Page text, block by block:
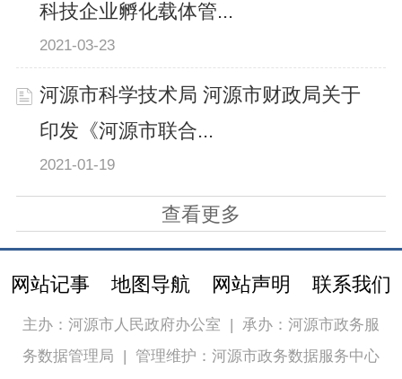
科技企业孵化载体管...
2021-03-23
河源市科学技术局 河源市财政局关于
印发《河源市联合...
2021-01-19
查看更多
网站记事 地图导航 网站声明 联系我们
主办：河源市人民政府办公室
承办：河源市政务服
务数据管理局
管理维护：河源市政务数据服务中心